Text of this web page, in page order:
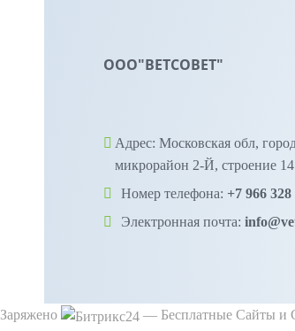
ООО"ВЕТСОВЕТ"
Адрес: Московская обл,
микрорайон 2-Й,
Номер телефона: +7 966 328
Электронная почта:
Заряжено — Бесплатные Сайты и